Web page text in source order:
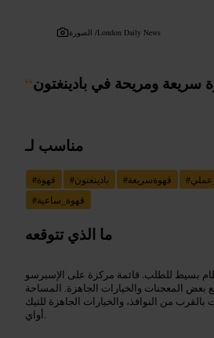
الصورة /London Daily News
“سريعة ومريحة في بادينغتون
مناسب لـ
#قهوة #بادينغتون #قهوةسريعة #
#قهوة_ساعية
ما الذي تتوقعه
بسيط للطلب. قائمة مركزة على الإسبرسو
بعض المعجنات والخيارات الجاهزة. المساحة
من النوافذ، والخيارات الجاهزة للتيك
أواي.